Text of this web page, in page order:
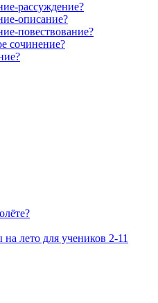
рассуждение?
описание?
повествование?
сочинение?
лето для учеников 2-11